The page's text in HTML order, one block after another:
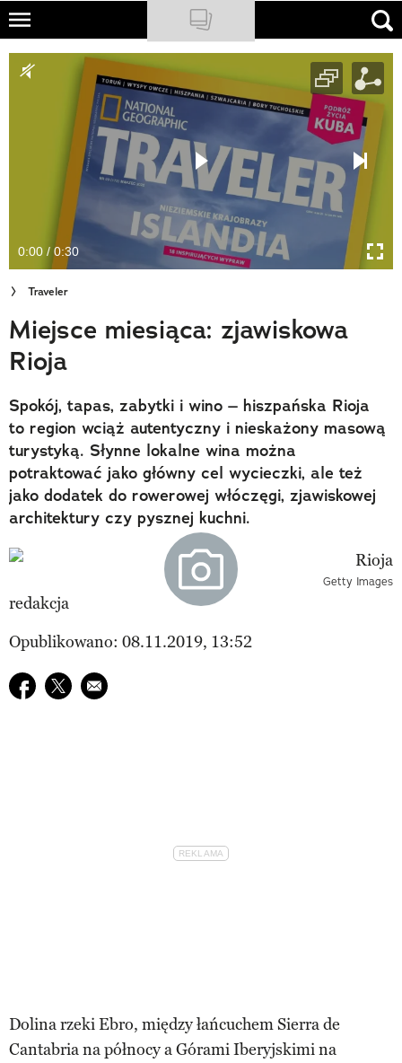
Skip
main
NATIONAL GEOGRAPHIC
TRAVELER
PODCASTY
Newsletter
Cuda Polski
Wielki Konkurs Fotograficzny
Trendbook Podróżniczy
Polecane
0:00 / 0:30
Traveler
Miejsce miesiąca: zjawiskowa
Rioja
Spokój, tapas, zabytki i wino – hiszpańska Rioja
to region wciąż autentyczny i nieskażony masową
turystyką. Słynne lokalne wina można
potraktować jako główny cel wycieczki, ale też
jako dodatek do rowerowej włóczęgi, zjawiskowej
architektury czy pysznej kuchni.
Getty Images
redakcja
Opublikowano: 08.11.2019, 13:52
Udostępnij na facebook
Udostępnij na twitter
E-mail do przyjaciela
Dolina rzeki Ebro, między łańcuchem Sierra de
Cantabria na północy a Górami Iberyjskimi na